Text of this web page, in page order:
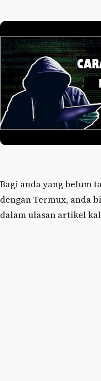
Bagi anda yang belum
dengan Termux, anda
dalam ulasan artikel